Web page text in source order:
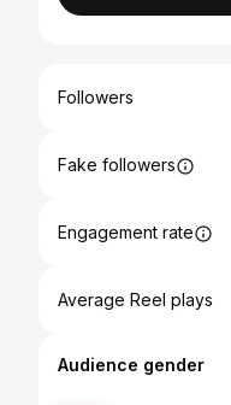
Followers
Fake followers
Engagement rate
Average Reel plays
Audience gender